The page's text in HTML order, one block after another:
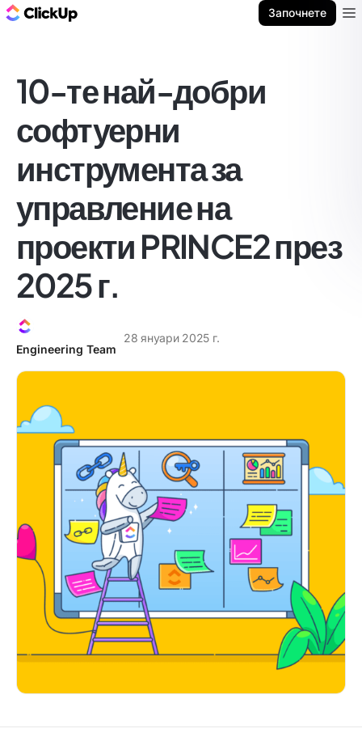
Започнете
10-те най-добри
софтуерни
инструмента за
управление на
проекти PRINCE2 през
2025 г.
Engineering Team
28 януари 2025 г.